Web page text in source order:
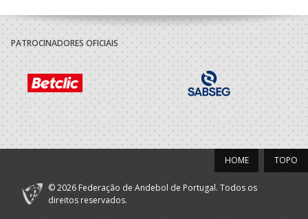
A.A. Porto
Clube Andebol
Penafiel
Técnico
2022/23
A.A. Porto
Clube Andebol
Penafiel
Técnico
2021/22
2020/21
PATROCINADORES OFICIAIS
TOPO
HOME
© 2026 Federação de Andebol de Portugal. Todos os
direitos reservados.